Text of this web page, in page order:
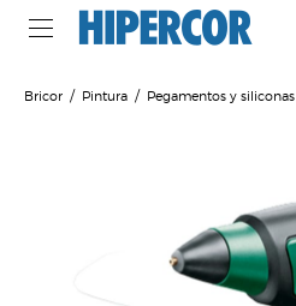
Bricor Pintura Pegamentos y siliconas